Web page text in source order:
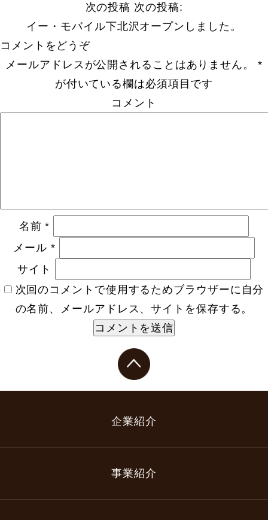
次の投稿 次の投稿:
イー・モバイル下北沢オープンしました。
コメントをどうぞ
メールアドレスが公開されることはありません。
*
が付いている欄は必須項目です
コメント
名前*
メール *
サイト
次回のコメントで使用するためブラウザーに自分
の名前、メールアドレス、サイトを保存する。
企業紹介
事業紹介